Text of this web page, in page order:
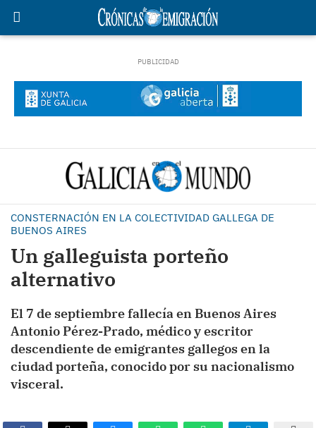
CONSTERNACIÓN EN LA COLECTIVIDAD GALLEGA DE
BUENOS AIRES
Un galleguista porteño
alternativo
El 7 de septiembre fallecía en Buenos Aires
Antonio Pérez-Prado, médico y escritor
descendiente de emigrantes gallegos en la
ciudad porteña, conocido por su nacionalismo
visceral.